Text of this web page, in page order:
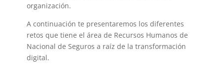
organización.
A continuación te presentaremos los diferentes
retos que tiene el área de Recursos Humanos de
Nacional de Seguros a raíz de la transformación
digital.